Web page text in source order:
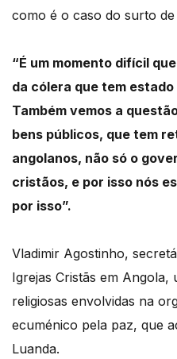
como é o caso do surto
“É um momento difícil
da cólera que tem
Também vemos a
bens públicos, que tem
angolanos, não só o
cristãos, e por isso nós
por isso”.
Vladimir Agostinho,
Igrejas Cristãs em Angola,
religiosas envolvidas na
ecuménico pela paz, que
Luanda.